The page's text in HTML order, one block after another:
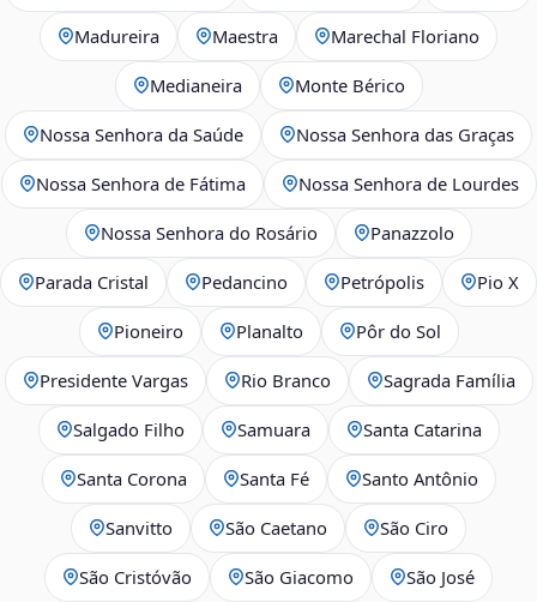
Madureira Maestra Marechal Floriano
Medianeira Monte Bérico
Nossa Senhora da Saúde Nossa Senhora das Graças
Nossa Senhora de Fátima Nossa Senhora de Lourdes
Nossa Senhora do Rosário Panazzolo
Parada Cristal Pedancino Petrópolis Pio X
Pioneiro Planalto Pôr do Sol
Presidente Vargas Rio Branco Sagrada Família
Salgado Filho Samuara Santa Catarina
Santa Corona Santa Fé Santo Antônio
Sanvitto São Caetano São Ciro
São Cristóvão São Giacomo São José